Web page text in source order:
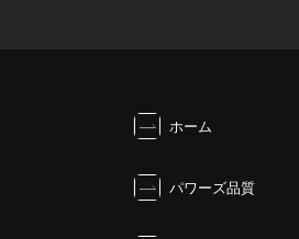
ホーム
パワーズ品質